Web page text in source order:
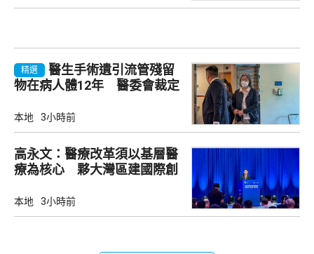
精選
醫生手術遺引流管殘留
物在病人體12年 醫委會裁定
本地 3小時前
高永文：醫療改革須以基層醫
療為核心 夥大灣區建國際創
本地 3小時前